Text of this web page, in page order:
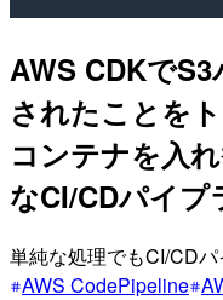
AWS CDKで
されたことを
コンテナを入
なCI/CDパイプ
単純な処理でもCI/CD
AWS CodePipeline